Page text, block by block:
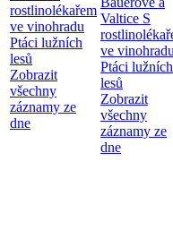
rostlinolékařem
ve vinohradu
Ptáci lužních
lesů
Zobrazit
všechny
záznamy ze
dne
Valtice S
ve vinohradu
Ptáci lužních
lesů
Zobrazit
všechny
záznamy ze
dne